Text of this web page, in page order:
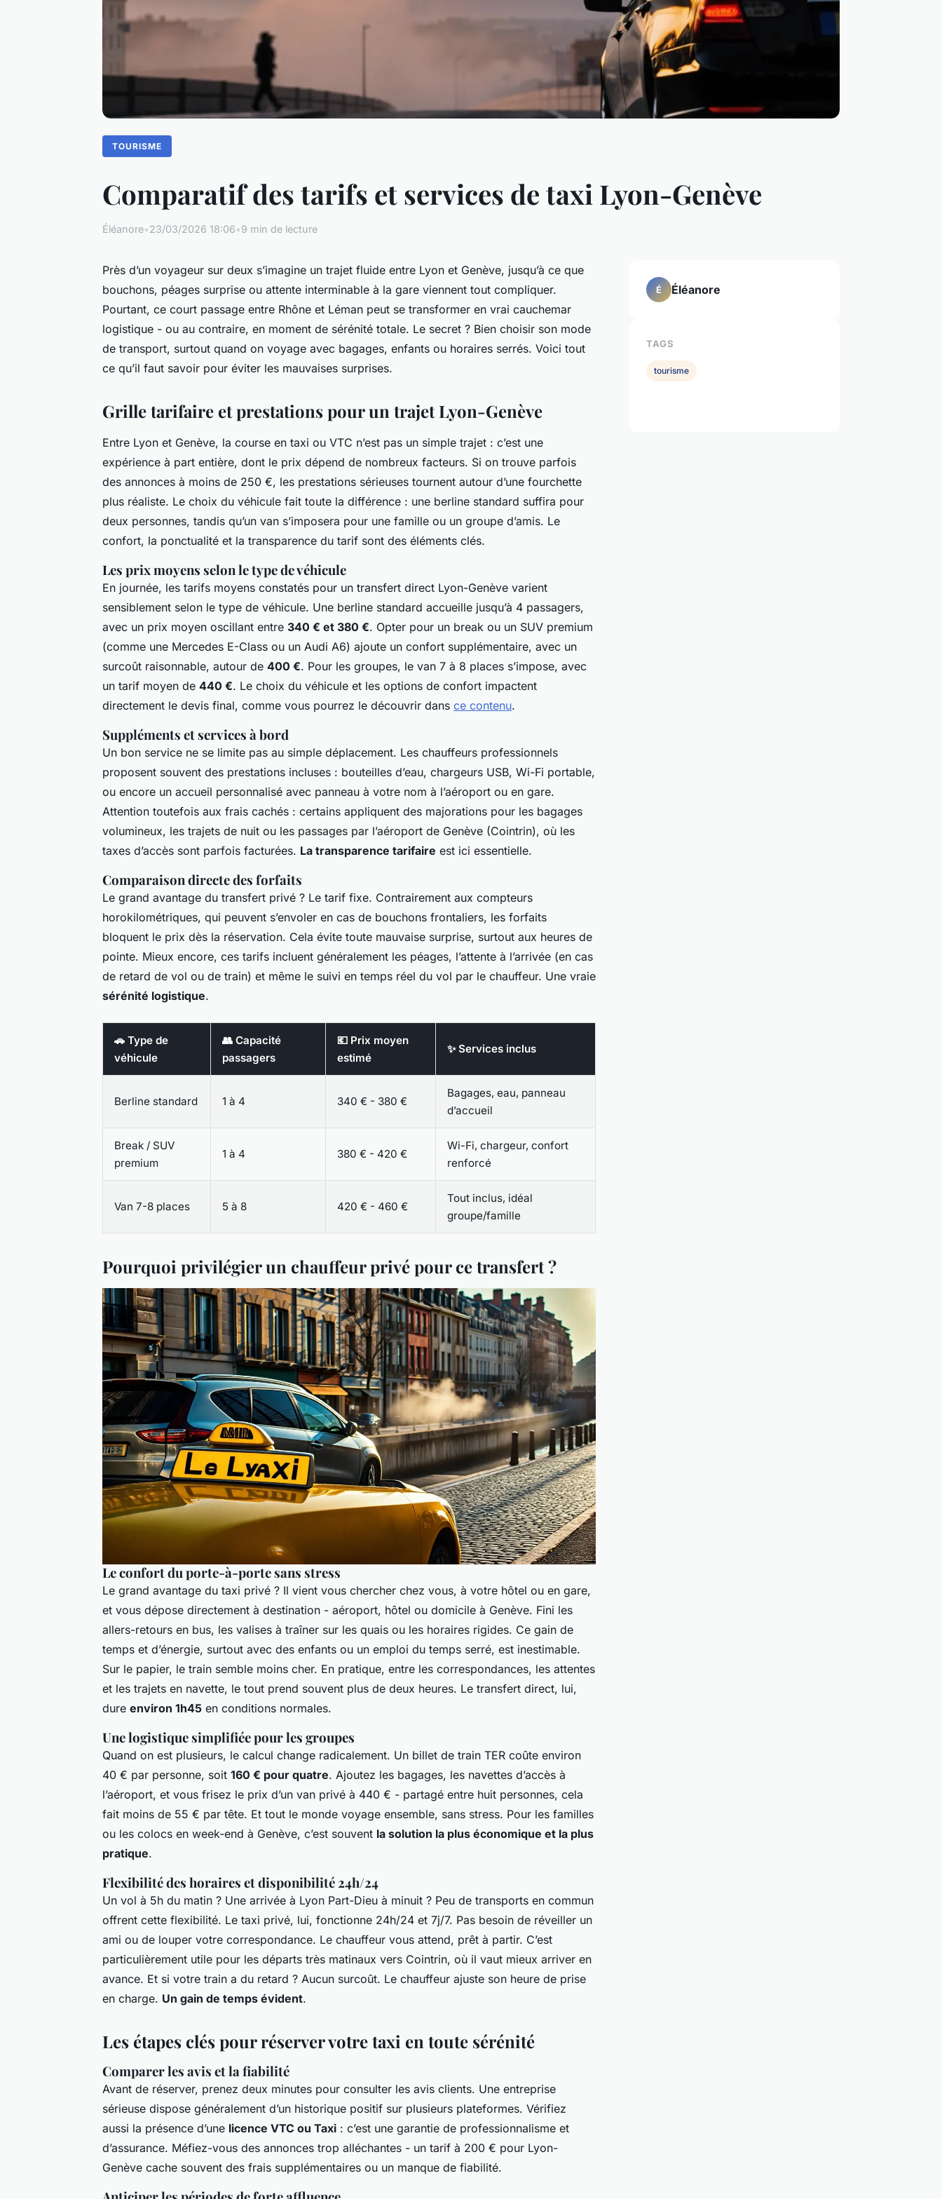
TOURISME
Comparatif des tarifs et services de taxi Lyon-Genève
Éléanore•23/03/2026 18:06•9 min de lecture
Près d’un voyageur sur deux s’imagine un trajet fluide entre Lyon et Genève, jusqu’à ce que
bouchons, péages surprise ou attente interminable à la gare viennent tout compliquer.
Pourtant, ce court passage entre Rhône et Léman peut se transformer en vrai cauchemar
logistique - ou au contraire, en moment de sérénité totale. Le secret ? Bien choisir son mode
de transport, surtout quand on voyage avec bagages, enfants ou horaires serrés. Voici tout
ce qu’il faut savoir pour éviter les mauvaises surprises.
Grille tarifaire et prestations pour un trajet Lyon-Genève
Entre Lyon et Genève, la course en taxi ou VTC n’est pas un simple trajet : c’est une
expérience à part entière, dont le prix dépend de nombreux facteurs. Si on trouve parfois
des annonces à moins de 250 €, les prestations sérieuses tournent autour d’une fourchette
plus réaliste. Le choix du véhicule fait toute la différence : une berline standard suffira pour
deux personnes, tandis qu’un van s’imposera pour une famille ou un groupe d’amis. Le
confort, la ponctualité et la transparence du tarif sont des éléments clés.
Les prix moyens selon le type de véhicule
En journée, les tarifs moyens constatés pour un transfert direct Lyon-Genève varient
sensiblement selon le type de véhicule. Une berline standard accueille jusqu’à 4 passagers,
avec un prix moyen oscillant entre 340 € et 380 €. Opter pour un break ou un SUV premium
(comme une Mercedes E-Class ou un Audi A6) ajoute un confort supplémentaire, avec un
surcoût raisonnable, autour de 400 €. Pour les groupes, le van 7 à 8 places s’impose, avec
un tarif moyen de 440 €. Le choix du véhicule et les options de confort impactent
directement le devis final, comme vous pourrez le découvrir dans ce contenu.
Suppléments et services à bord
Un bon service ne se limite pas au simple déplacement. Les chauffeurs professionnels
proposent souvent des prestations incluses : bouteilles d’eau, chargeurs USB, Wi-Fi portable,
ou encore un accueil personnalisé avec panneau à votre nom à l’aéroport ou en gare.
Attention toutefois aux frais cachés : certains appliquent des majorations pour les bagages
volumineux, les trajets de nuit ou les passages par l’aéroport de Genève (Cointrin), où les
taxes d’accès sont parfois facturées. La transparence tarifaire est ici essentielle.
Comparaison directe des forfaits
Le grand avantage du transfert privé ? Le tarif fixe. Contrairement aux compteurs
horokilométriques, qui peuvent s’envoler en cas de bouchons frontaliers, les forfaits
bloquent le prix dès la réservation. Cela évite toute mauvaise surprise, surtout aux heures de
pointe. Mieux encore, ces tarifs incluent généralement les péages, l’attente à l’arrivée (en cas
de retard de vol ou de train) et même le suivi en temps réel du vol par le chauffeur. Une vraie
sérénité logistique.
🚗 Type de
véhicule
👥 Capacité
passagers
💶 Prix moyen
estimé
✨ Services inclus
Berline standard 1 à 4 340 € - 380 €
Bagages, eau, panneau
d’accueil
Break / SUV
premium
1 à 4 380 € - 420 €
Wi-Fi, chargeur, confort
renforcé
Van 7-8 places 5 à 8 420 € - 460 €
Tout inclus, idéal
groupe/famille
Pourquoi privilégier un chauffeur privé pour ce transfert ?
Le confort du porte-à-porte sans stress
Le grand avantage du taxi privé ? Il vient vous chercher chez vous, à votre hôtel ou en gare,
et vous dépose directement à destination - aéroport, hôtel ou domicile à Genève. Fini les
allers-retours en bus, les valises à traîner sur les quais ou les horaires rigides. Ce gain de
temps et d’énergie, surtout avec des enfants ou un emploi du temps serré, est inestimable.
Sur le papier, le train semble moins cher. En pratique, entre les correspondances, les attentes
et les trajets en navette, le tout prend souvent plus de deux heures. Le transfert direct, lui,
dure environ 1h45 en conditions normales.
Une logistique simplifiée pour les groupes
Quand on est plusieurs, le calcul change radicalement. Un billet de train TER coûte environ
40 € par personne, soit 160 € pour quatre. Ajoutez les bagages, les navettes d’accès à
l’aéroport, et vous frisez le prix d’un van privé à 440 € - partagé entre huit personnes, cela
fait moins de 55 € par tête. Et tout le monde voyage ensemble, sans stress. Pour les familles
ou les colocs en week-end à Genève, c’est souvent la solution la plus économique et la plus
pratique.
Flexibilité des horaires et disponibilité 24h/24
Un vol à 5h du matin ? Une arrivée à Lyon Part-Dieu à minuit ? Peu de transports en commun
offrent cette flexibilité. Le taxi privé, lui, fonctionne 24h/24 et 7j/7. Pas besoin de réveiller un
ami ou de louper votre correspondance. Le chauffeur vous attend, prêt à partir. C’est
particulièrement utile pour les départs très matinaux vers Cointrin, où il vaut mieux arriver en
avance. Et si votre train a du retard ? Aucun surcoût. Le chauffeur ajuste son heure de prise
en charge. Un gain de temps évident.
Les étapes clés pour réserver votre taxi en toute sérénité
Comparer les avis et la fiabilité
Avant de réserver, prenez deux minutes pour consulter les avis clients. Une entreprise
sérieuse dispose généralement d’un historique positif sur plusieurs plateformes. Vérifiez
aussi la présence d’une licence VTC ou Taxi : c’est une garantie de professionnalisme et
d’assurance. Méfiez-vous des annonces trop alléchantes - un tarif à 200 € pour Lyon-
Genève cache souvent des frais supplémentaires ou un manque de fiabilité.
É Éléanore
TAGS
tourisme